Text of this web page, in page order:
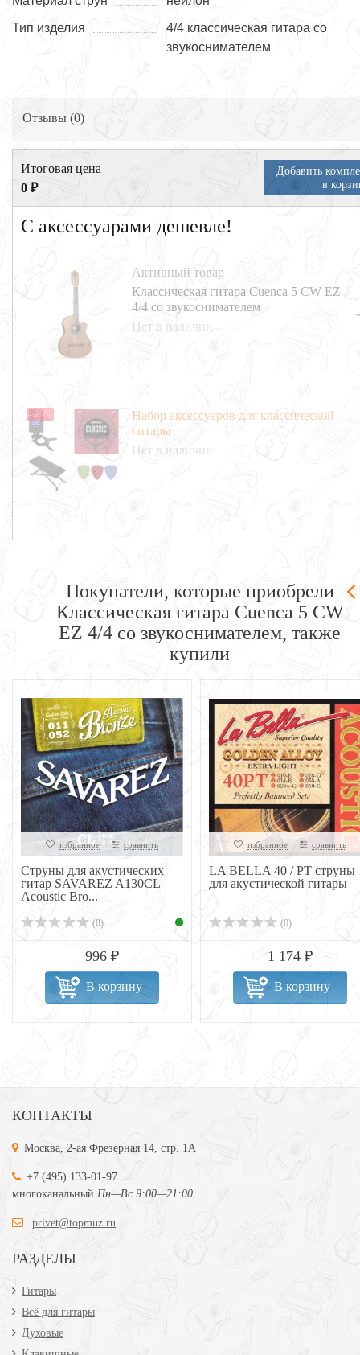
Тип изделия
4/4 классическая гитара со
звукоснимателем
Отзывы (0)
Итоговая цена
0 ₽
Добавить
в
С аксессуарами дешевле!
Активный товар
Классическая гитара Cuenca 5 CW EZ
4/4 со звукоснимателем
Нет в наличии
- 25%
Набор аксессуаров для классической
гитары
Нет в наличии
Покупатели, которые приобрели
Классическая гитара Cuenca 5 CW
EZ 4/4 со звукоснимателем, также
купили
избранное сравнить
Струны для акустических
гитар SAVAREZ A130CL
Acoustic Bro...
(0)
996 ₽
В корзину
избранное сравнить
LA BELLA 40 / PT струны
для акустической гитары
(0)
1 174 ₽
В корзину
КОНТАКТЫ
Москва, 2-ая Фрезерная 14, стр. 1А
+7 (495) 133-01-97
многоканальный Пн—Вс 9:00—21:00
privet@topmuz.ru
РАЗДЕЛЫ
Гитары
Всё для гитары
Духовые